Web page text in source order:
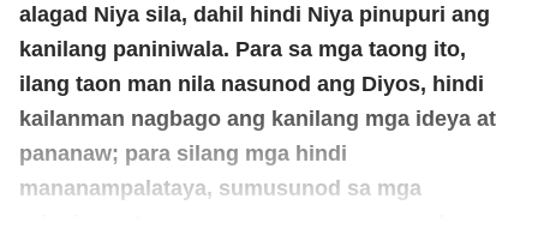
alagad Niya sila, dahil hindi Niya pinupuri ang
kanilang paniniwala. Para sa mga taong ito,
ilang taon man nila nasunod ang Diyos, hindi
kailanman nagbago ang kanilang mga ideya at
pananaw; para silang mga hindi
mananampalataya, sumusunod sa mga